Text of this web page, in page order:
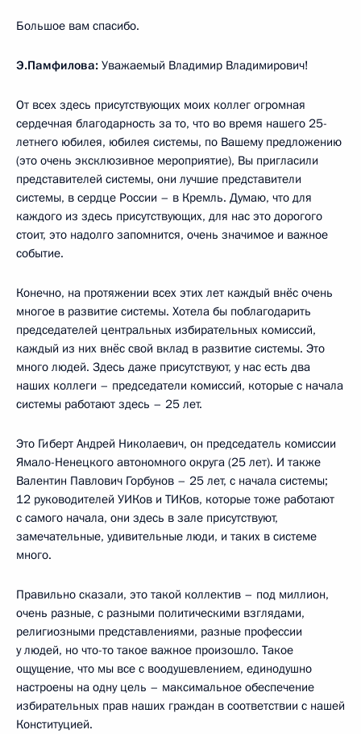
Большое вам спасибо.
Э.Памфилова: Уважаемый Владимир Владимирович!
От всех здесь присутствующих моих коллег огромная
сердечная благодарность за то, что во время нашего 25-
летнего юбилея, юбилея системы, по Вашему предложению
(это очень эксклюзивное мероприятие), Вы пригласили
представителей системы, они лучшие представители
системы, в сердце России – в Кремль. Думаю, что для
каждого из здесь присутствующих, для нас это дорогого
стоит, это надолго запомнится, очень значимое и важное
событие.
Конечно, на протяжении всех этих лет каждый внёс очень
многое в развитие системы. Хотела бы поблагодарить
председателей центральных избирательных комиссий,
каждый из них внёс свой вклад в развитие системы. Это
много людей. Здесь даже присутствуют, у нас есть два
наших коллеги – председатели комиссий, которые с начала
системы работают здесь – 25 лет.
Это Гиберт Андрей Николаевич, он председатель комиссии
Ямало-Ненецкого автономного округа (25 лет). И также
Валентин Павлович Горбунов – 25 лет, с начала системы;
12 руководителей УИКов и ТИКов, которые тоже работают
с самого начала, они здесь в зале присутствуют,
замечательные, удивительные люди, и таких в системе
много.
Правильно сказали, это такой коллектив – под миллион,
очень разные, с разными политическими взглядами,
религиозными представлениями, разные профессии
у людей, но что-то такое важное произошло. Такое
ощущение, что мы все с воодушевлением, единодушно
настроены на одну цель – максимальное обеспечение
избирательных прав наших граждан в соответствии с нашей
Конституцией.